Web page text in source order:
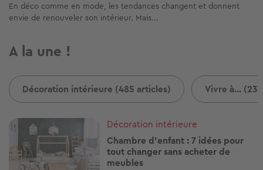
En déco comme en mode, les tendances changent et donnent
envie de renouveler son intérieur. Mais...
A la une !
Décoration intérieure (485 articles) Vivre à...
Image
Décoration intérieure
Chambre d’enfant : 7 idées pour
tout changer sans acheter de
meubles